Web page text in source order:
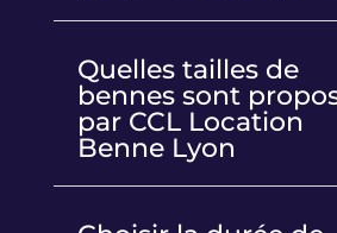
Quelles tailles de
bennes sont
par CCL Location
Benne Lyon